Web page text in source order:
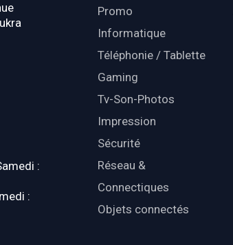
:
:
Promo
Informatique
Téléphonie / Tablette
Gaming
Tv-Son-Photos
Impression
Sécurité
Réseau &
Connectiques
Objets connectés